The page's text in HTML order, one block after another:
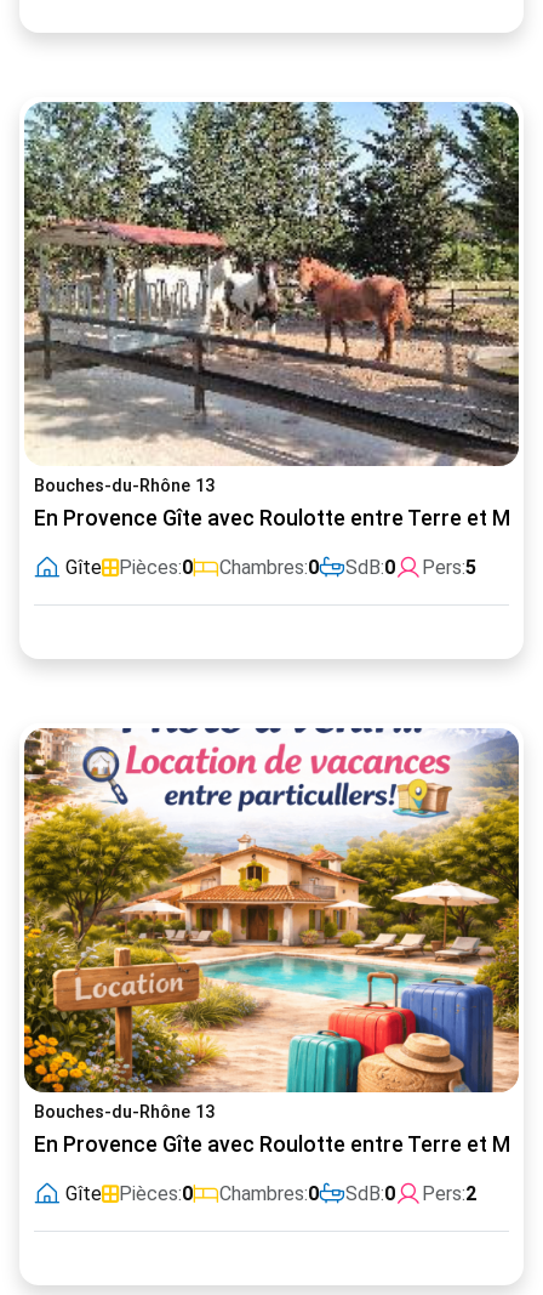
Bouches-du-Rhône 13
En Provence Gîte avec Roulotte entre Terre et
Gîte Pièces:0 Chambres:0 SdB:0 Pers:5
Bouches-du-Rhône 13
En Provence Gîte avec Roulotte entre Terre et
Gîte Pièces:0 Chambres:0 SdB:0 Pers:2